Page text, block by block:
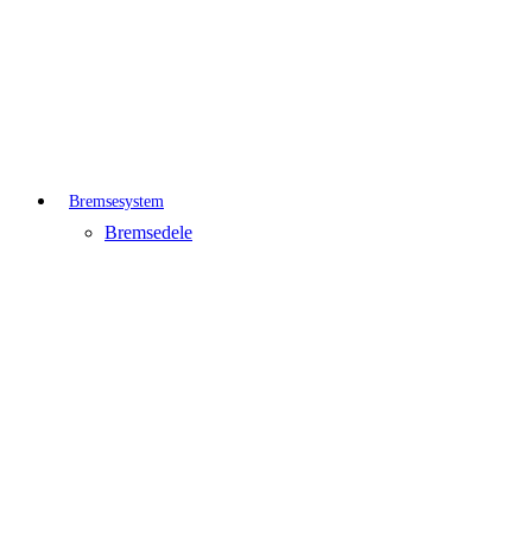
Bremsesystem
Bremsedele